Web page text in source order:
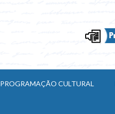
PROGRAMAÇÃO CULTURAL